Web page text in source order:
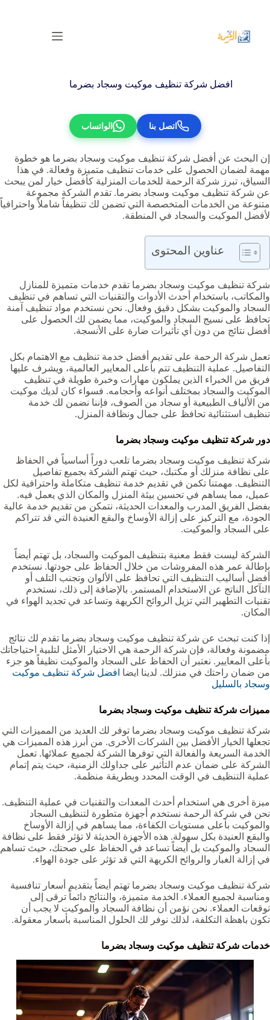
المحتوى
افضل شركة تنظيف موكيت وسجاد بضرما‏‏‏
اتصل بنا الواتساب
إن البحث عن أفضل شركة تنظيف موكيت وسجاد بضرما هو خطوة
مهمة لضمان الحصول على خدمات تنظيف متميزة وفعالة. في هذا
السياق، تبرز شركة الرحمة للخدمات المنزلية كأفضل خيار لمن يبحث
عن شركة تنظيف موكيت وسجاد بضرما. تقدم الشركة مجموعة
متنوعة من الخدمات المتخصصة التي تضمن لك تنظيفاً شاملاً واحترافياً
لأفضل الموكيت والسجاد في المنطقة.
عناوين المحتوى
شركة تنظيف موكيت وسجاد بضرما‏‏‏ تقدم خدمات متميزة للمنازل
والمكاتب، باستخدام أحدث الأدوات والتقنيات التي تساهم في تنظيف
السجاد والموكيت بشكل دقيق وفعال. نحن نستخدم مواد تنظيف آمنة
تحافظ على نسيج السجاد والموكيت، مما يضمن لك الحصول على
أفضل نتائج من دون أي تأثيرات ضارة على الأنسجة.
تعمل شركة الرحمة على تقديم أفضل خدمة تنظيف مع الاهتمام بكل
التفاصيل. عملية التنظيف تتم بأعلى المعايير العالمية، ويشرف عليها
فريق من الخبراء الذين يملكون مهارات وخبرة طويلة في تنظيف
الموكيت والسجاد بمختلف أنواعه وأحجامه. فسواء كان لديك موكيت
من الألياف الطبيعية أو سجاد من الصوف، فإننا نضمن لك خدمة
تنظيف استثنائية تحافظ على جمال ونظافة المنزل.
دور شركة تنظيف موكيت وسجاد بضرما‏‏‏
شركة تنظيف موكيت وسجاد بضرما‏‏‏ تلعب دوراً أساسياً في الحفاظ
على نظافة منزلك أو مكتبك، حيث تهتم الشركة بجميع تفاصيل
التنظيف. مهمتنا تكمن في تقديم خدمة تنظيف متكاملة واحترافية لكل
عميل، مما يساهم في تحسين بيئة المنزل والمكان الذي يعمل فيه.
بفضل الفريق المدرب والمعدات الحديثة، نتمكن من تقديم خدمة عالية
الجودة، مع التركيز على إزالة الأوساخ والبقع العنيدة التي قد تتراكم
على السجاد والموكيت.
الشركة ليست فقط معنية بتنظيف الموكيت والسجاد، بل تهتم أيضاً
بإطالة عمر هذه المفروشات من خلال الحفاظ على جودتها. نستخدم
أفضل أساليب التنظيف التي تحافظ على الألوان وتجنب التلف أو
التآكل الناتج عن الاستخدام المستمر. بالإضافة إلى ذلك، نستخدم
تقنيات التطهير التي تزيل الروائح الكريهة وتساعد في تجديد الهواء في
المكان.
إذا كنت تبحث عن شركة تنظيف موكيت وسجاد بضرما‏‏‏ تقدم لك نتائج
مضمونة وفعالة، فإن شركة الرحمة هي الاختيار الأمثل لتلبية احتياجاتك
بأعلى المعايير. نعتبر أن الحفاظ على السجاد والموكيت نظيفاً هو جزء
من ضمان راحتك في منزلك. لدينا ايضا افضل شركة تنظيف موكيت
وسجاد بالسليل
مميزات شركة تنظيف موكيت وسجاد بضرما‏‏‏
شركة تنظيف موكيت وسجاد بضرما‏‏‏ توفر لك العديد من المميزات التي
تجعلها الخيار الأفضل بين الشركات الأخرى. من أبرز هذه المميزات هي
الخدمة السريعة والفعالة التي توفرها الشركة لجميع عملائها. تعمل
الشركة على ضمان عدم التأثير على جداولك الزمنية، حيث يتم إتمام
عملية التنظيف في الوقت المحدد وبطريقة منظمة.
ميزة أخرى هي استخدام أحدث المعدات والتقنيات في عملية التنظيف.
نحن في شركة الرحمة نستخدم أجهزة متطورة لتنظيف السجاد
والموكيت بأعلى مستويات الكفاءة، مما يساهم في إزالة الأوساخ
والبقع العنيدة بكل سهولة. هذه الأجهزة الحديثة لا تؤثر فقط على نظافة
السجاد والموكيت بل أيضاً تساعد في الحفاظ على صحتك، حيث تساهم
في إزالة الغبار والروائح الكريهة التي قد تؤثر على جودة الهواء.
شركة تنظيف موكيت وسجاد بضرما‏‏‏ تهتم أيضاً بتقديم أسعار تنافسية
ومناسبة لجميع العملاء. الخدمة متميزة، والنتائج دائماً ترقى إلى
توقعات العملاء. نحن نؤمن أن نظافة السجاد والموكيت لا يجب أن
تكون باهظة التكلفة، لذلك نوفر لك الحلول المناسبة بأسعار معقولة.
خدمات شركة تنظيف موكيت وسجاد بضرما‏‏‏